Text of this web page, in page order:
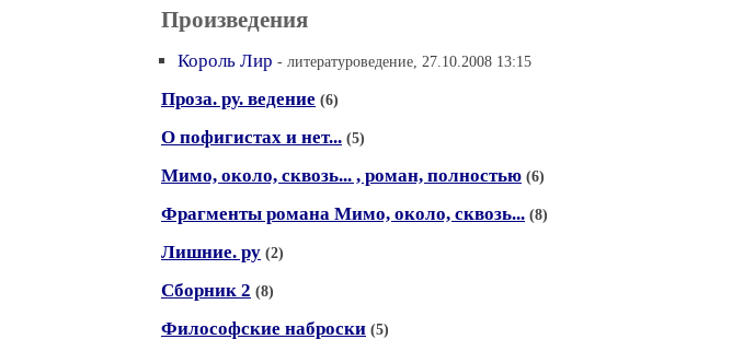
Произведения
Король Лир - литературоведение, 27.10.2008 13:15
Проза. ру. ведение (6)
О пофигистах и нет... (5)
Мимо, около, сквозь... , роман, полностью (6)
Фрагменты романа Мимо, около, сквозь... (8)
Лишние. ру (2)
Сборник 2 (8)
Философские наброски (5)